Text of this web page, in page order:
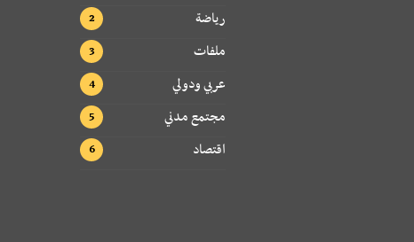
رياضة
ملفات
عربي ودولي
مجتمع مدني
اقتصاد